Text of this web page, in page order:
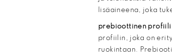
lisäaineena, joka
prebioottinen
profiilin, joka on
ruokintaan.